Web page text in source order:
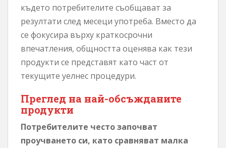
където потребителите съобщават за
резултати след месеци употреба. Вместо да
се фокусира върху краткосрочни
впечатления, общността оценява как тези
продукти се представят като част от
текущите уелнес процедури.
Преглед на най-обсъжданите
продукти
Потребителите често започват
проучването си, като сравняват малка